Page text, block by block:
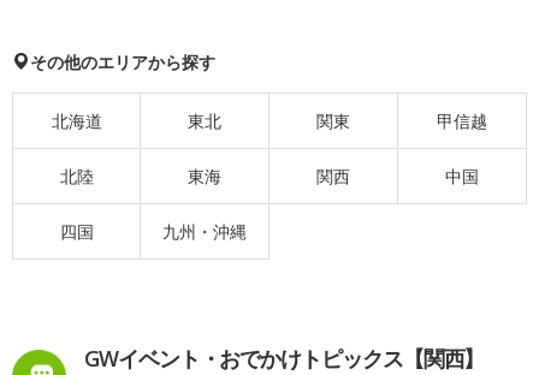
その他のエリアから探す
北海道 東北 関東 甲信越
北陸 東海 関西 中国
四国 九州・沖縄
GWイベント・おでかけトピックス【関西】